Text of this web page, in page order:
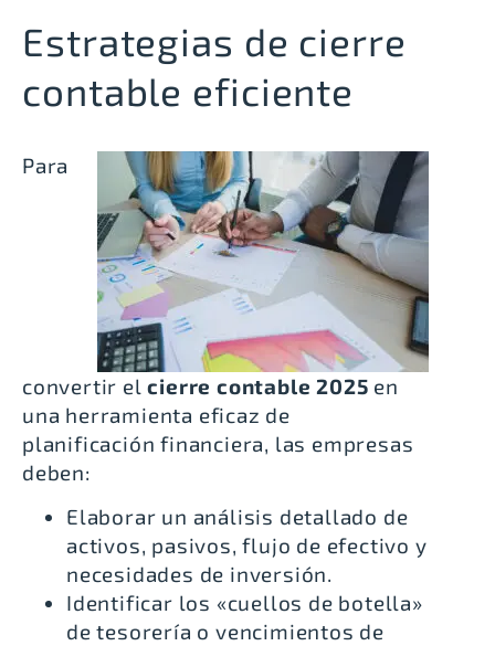
Estrategias de cierre
contable eficiente
Para
convertir elcierre contable 2025 en
una herramienta eficaz de
planificación financiera, las empresas
deben:
Elaborar un análisis detallado de
activos, pasivos, flujo de efectivo y
necesidades de inversión.
Identificar los «cuellos de botella»
de tesorería o vencimientos de